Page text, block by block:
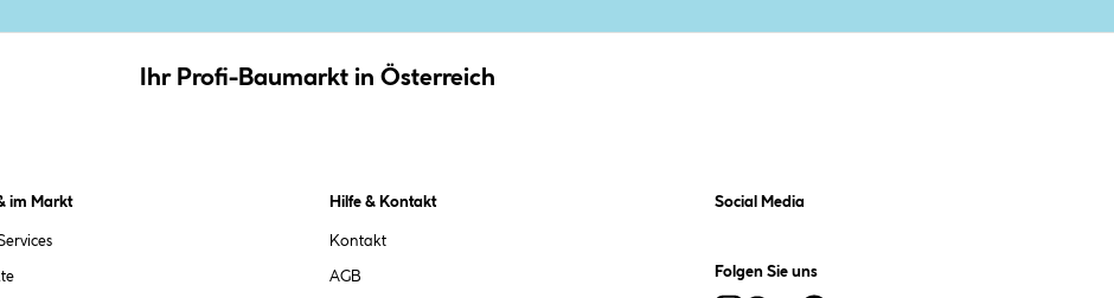
Ihr Profi-Baumarkt in Österreich
im Markt Hilfe & Kontakt
Kontakt
AGB
Social Media
Folgen Sie uns